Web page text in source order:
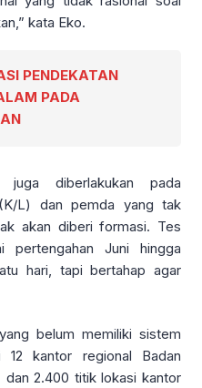
kata Eko.
PENDEKATAN
PADA
diberlakukan pada
L) dan pemda yang tak
akan diberi formasi. Tes
pertengahan Juni hingga
hari, tapi bertahap agar
belum memiliki sistem
kantor regional Badan
dan 2.400 titik lokasi kantor